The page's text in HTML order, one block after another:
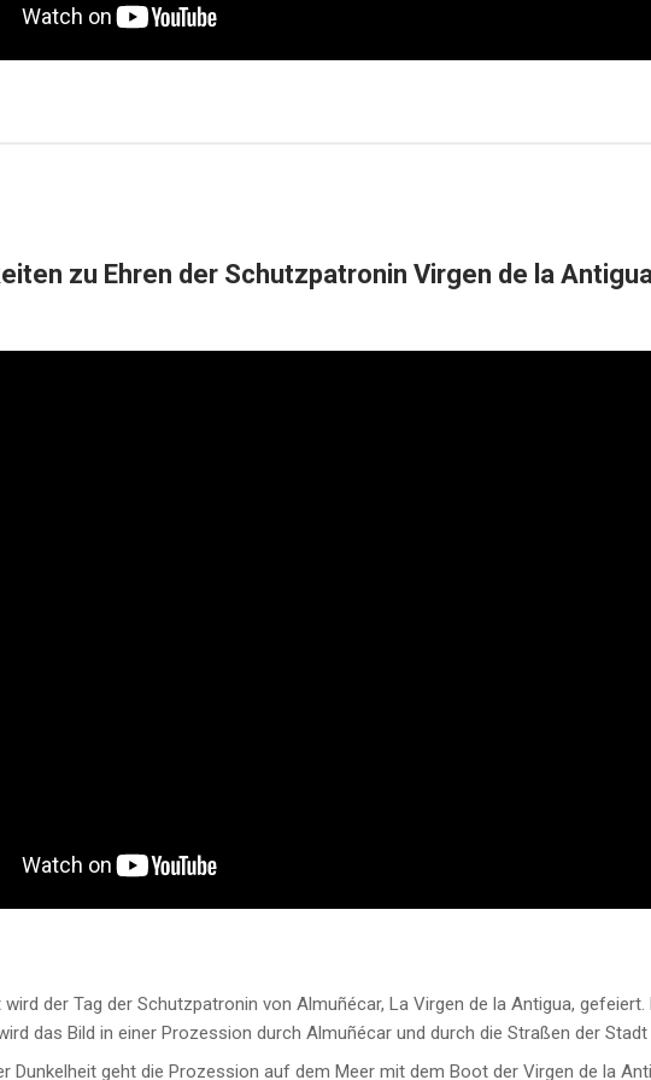
zu Ehren der Schutzpatronin Virgen de la
der Tag der Schutzpatronin von Almuñécar, La Virgen de la Antigua,
das Bild in einer Prozession durch Almuñécar und durch die Straßen der
Dunkelheit geht die Prozession auf dem Meer mit dem Boot der Virgen de la